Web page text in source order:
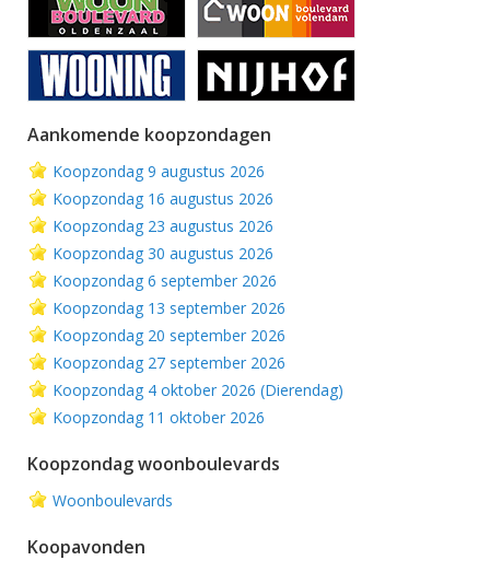
Aankomende koopzondagen
Koopzondag 9 augustus 2026
Koopzondag 16 augustus 2026
Koopzondag 23 augustus 2026
Koopzondag 30 augustus 2026
Koopzondag 6 september 2026
Koopzondag 13 september 2026
Koopzondag 20 september 2026
Koopzondag 27 september 2026
Koopzondag 4 oktober 2026 (Dierendag)
Koopzondag 11 oktober 2026
Koopzondag woonboulevards
Woonboulevards
Koopavonden